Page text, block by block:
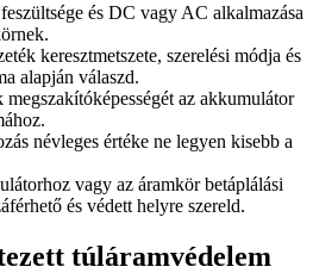
és DC vagy AC alkalmazása
keresztmetszete, szerelési módja és
alapján válaszd.
az akkumulátor
névleges értéke ne legyen kisebb a
vagy az áramkör betáplálási
és védett helyre szereld.
túláramvédelem